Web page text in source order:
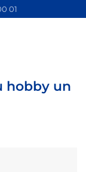
01
hobby un